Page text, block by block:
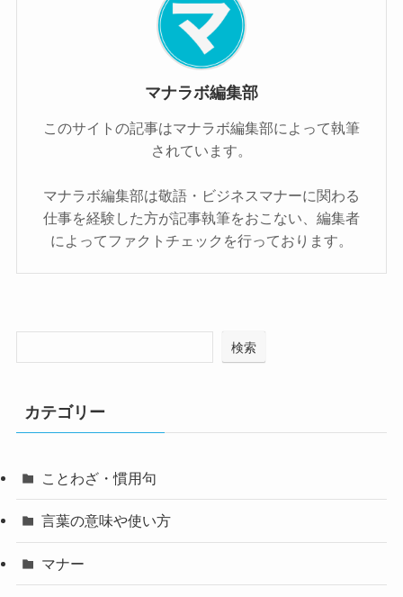
マナラボ編集部
このサイトの記事はマナラボ編集部によって執筆
されています。
マナラボ編集部は敬語・ビジネスマナーに関わる
仕事を経験した方が記事執筆をおこない、編集者
によってファクトチェックを行っております。
検索
カテゴリー
ことわざ・慣用句
言葉の意味や使い方
マナー